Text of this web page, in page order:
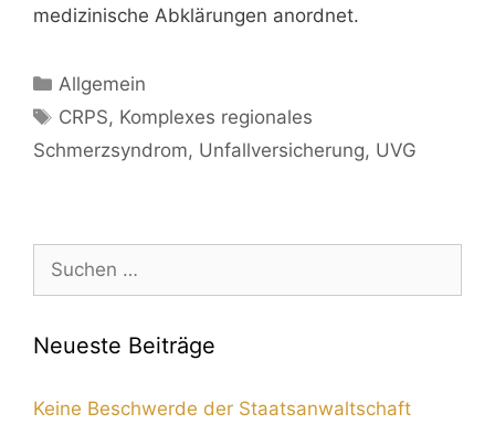
medizinische Abklärungen anordnet.
Allgemein
CRPS, Komplexes regionales
Schmerzsyndrom, Unfallversicherung, UVG
Neueste Beiträge
Keine Beschwerde der Staatsanwaltschaft